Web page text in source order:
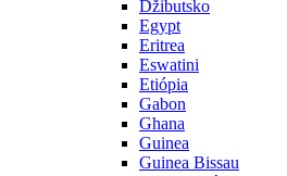
Džibutsko
Egypt
Eritrea
Eswatini
Etiópia
Gabon
Ghana
Guinea
Guinea Bissau